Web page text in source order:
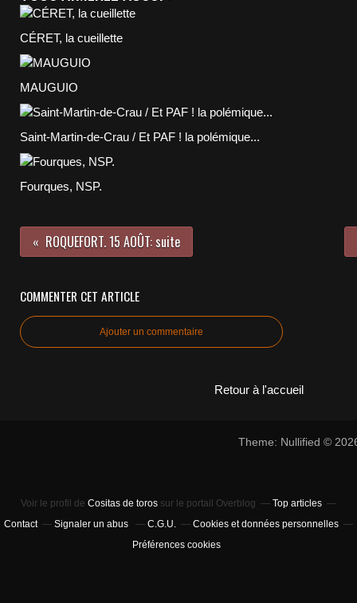
CÉRET, la cueillette
MAUGUIO
Saint-Martin-de-Crau / Et PAF ! la polémique...
Fourques, NSP.
ROQUEFORT. 15 AOÛT: suite
COMMENTER CET ARTICLE
Ajouter un commentaire
Retour à l'accueil
Theme: Nullified ©
Voir le profil de Cositas de toros sur le portail Overblog
Top articles
Contact
Signaler un abus C.G.U.
Cookies et données personnelles
Préférences cookies